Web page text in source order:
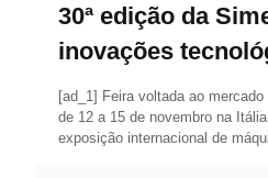
30ª edição da
inovações
[ad_1] Feira voltada ao
de 12 a 15 de novembro na
exposição internacional de